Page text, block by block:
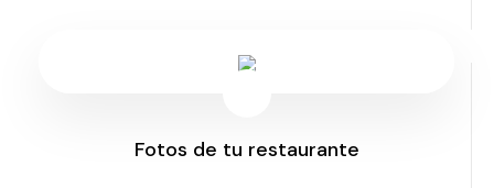
Fotos de tu restaurante